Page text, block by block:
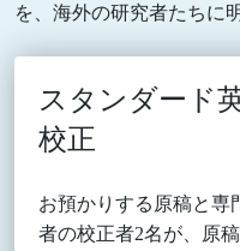
を、海外の研究者たちに
スタンダード
校正
お預かりする原稿と専
者の校正者2名が、原